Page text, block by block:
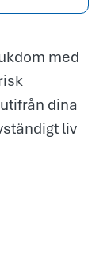
med
dina
liv